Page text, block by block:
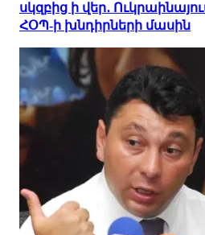
սկզբից ի վեր․
ՀՕՊ-ի խնդիրների մասին